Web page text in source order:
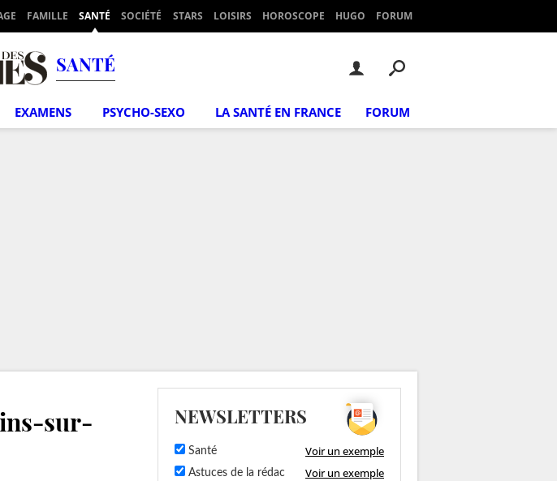
FAMILLE SANTÉ SOCIÉTÉ STARS LOISIRS HOROSCOPE HUGO FORUM
SANTÉ
EXAMENS PSYCHO-SEXO LA SANTÉ EN FRANCE FORUM
sur-
NEWSLETTERS
Santé Voir un exemple
Astuces de la rédac Voir un exemple